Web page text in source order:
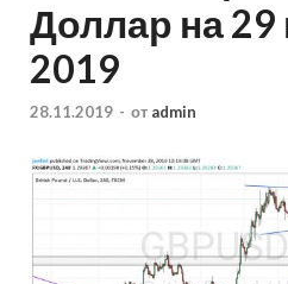
Доллар на 29
2019
28.11.2019 - от admin